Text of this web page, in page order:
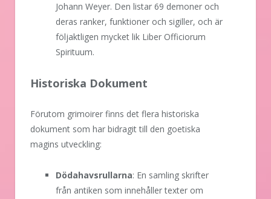
Johann Weyer. Den listar 69 demoner och
deras ranker, funktioner och sigiller, och är
följaktligen mycket lik Liber Officiorum
Spirituum.
Historiska Dokument
Förutom grimoirer finns det flera historiska
dokument som har bidragit till den goetiska
magins utveckling:
Dödahavsrullarna: En samling skrifter
från antiken som innehåller texter om